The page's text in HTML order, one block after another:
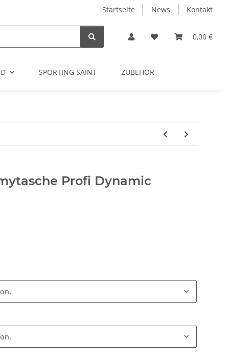
Startseite News Kontakt
0,00 €
SPORTING SAINT ZUBEHÖR
Profi Dynamic